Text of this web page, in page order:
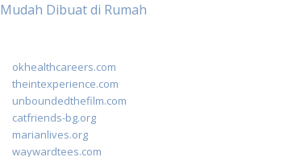
Mudah Dibuat di Rumah
okhealthcareers.com
theintexperience.com
unboundedthefilm.com
catfriends-bg.org
marianlives.org
waywardtees.com